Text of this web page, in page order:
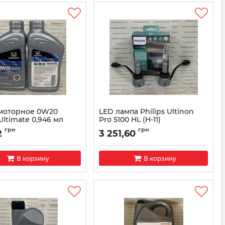
0W20
0,946 мл
грн
В корзину
LED лампа Philips Ultinon
Pro 5100 HL (H-11)
Артикул: 11362U51X2
3 251,60 грн
В корзину